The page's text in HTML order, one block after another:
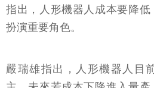
指出，人形機器人成本要降
扮演重要角色。
嚴瑞雄指出，人形機器人目